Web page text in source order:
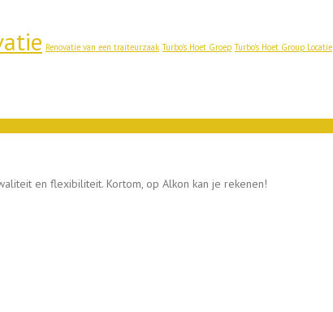
Renovatie van een traiteurzaak Turbo's Hoet Groep Turbo's Hoet Group Locatie
en flexibiliteit. Kortom, op Alkon kan je rekenen!